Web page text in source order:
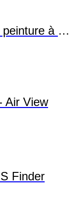
à La Villette
Air View
Finder